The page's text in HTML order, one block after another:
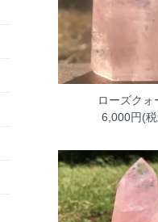
ローズクォ
6,000円(